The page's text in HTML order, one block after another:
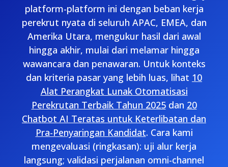
platform-platform ini dengan beban kerja
perekrut nyata di seluruh APAC, EMEA, dan
Amerika Utara, mengukur hasil dari awal
hingga akhir, mulai dari melamar hingga
wawancara dan penawaran. Untuk konteks
dan kriteria pasar yang lebih luas, lihat 10
Alat Perangkat Lunak Otomatisasi
Perekrutan Terbaik Tahun 2025dan 20
Chatbot AI Teratas untuk Keterlibatan dan
Pra-Penyaringan Kandidat. Cara kami
mengevaluasi (ringkasan): uji alur kerja
langsung; validasi perjalanan omni-channel